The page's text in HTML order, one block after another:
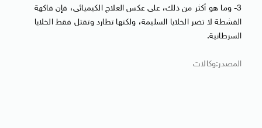
3- وما هو أكثر من ذلك، على عكس العلاج الكيميائى، فإن فاكهة
القشطة لا تضر الخلايا السليمة، ولكنها تطارد وتقتل فقط الخلايا
السرطانية.
المصدر:وكالات